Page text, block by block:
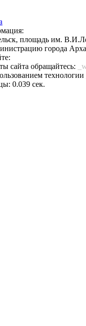
площадь им.
города
сайта обращайтесь:
технологии
0.039 сек.